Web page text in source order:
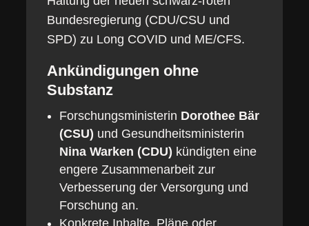
Bundesregierung (CDU/CSU und
SPD) zu Long COVID und ME/CFS.
Ankündigungen ohne
Substanz
Forschungsministerin Dorothee Bär
(CSU) und Gesundheitsministerin
Nina Warken (CDU) kündigten eine
engere Zusammenarbeit zur
Verbesserung der Versorgung und
Forschung an.
Konkrete Inhalte, Pläne oder